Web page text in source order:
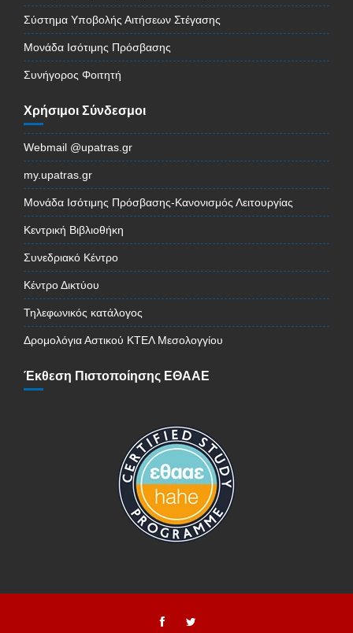
Σύστημα Υποβολής Αιτήσεων Στέγασης
Μονάδα Ισότιμης Πρόσβασης
Συνήγορος Φοιτητή
Χρήσιμοι Σύνδεσμοι
Webmail @upatras.gr
my.upatras.gr
Μονάδα Ισότιμης Πρόσβασης-Κανονισμός Λειτουργίας
Κεντρική Βιβλιοθήκη
Συνεδριακό Κέντρο
Κέντρο Δικτύου
Τηλεφωνικός κατάλογος
Δρομολόγια Αστικού ΚΤΕΛ Μεσολογγίου
Έκθεση Πιστοποίησης ΕΘΑΑΕ